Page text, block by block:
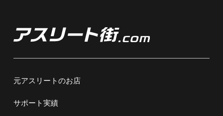
元アスリートのお店
サポート実績